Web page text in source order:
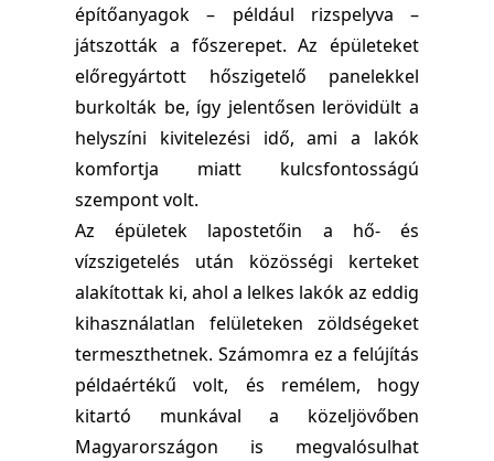
építőanyagok – például rizspelyva –
játszották a főszerepet. Az épületeket
előregyártott hőszigetelő panelekkel
burkolták be, így jelentősen lerövidült a
helyszíni kivitelezési idő, ami a lakók
komfortja miatt kulcsfontosságú
szempont volt.
Az épületek lapostetőin a hő- és
vízszigetelés után közösségi kerteket
alakítottak ki, ahol a lelkes lakók az eddig
kihasználatlan felületeken zöldségeket
termeszthetnek. Számomra ez a felújítás
példaértékű volt, és remélem, hogy
kitartó munkával a közeljövőben
Magyarországon is megvalósulhat